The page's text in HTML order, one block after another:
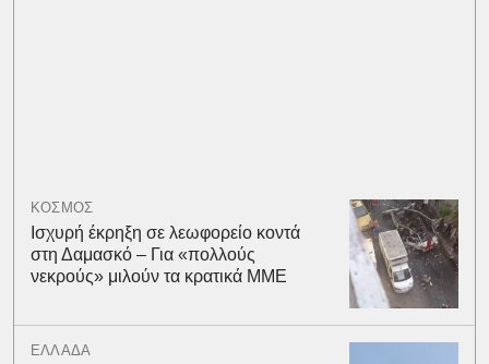
ΚΟΣΜΟΣ
Ισχυρή έκρηξη σε λεωφορείο κοντά
στη Δαμασκό – Για «πολλούς
νεκρούς» μιλούν τα κρατικά ΜΜΕ
ΕΛΛΑΔΑ